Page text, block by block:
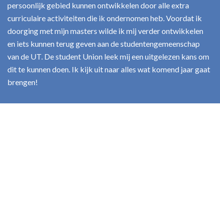
persoonlijk gebied kunnen ontwikkelen door alle extra
curriculaire activiteiten die ik ondernomen heb. Voordat ik
doorging met mijn masters wilde ik mij verder ontwikkelen
en iets kunnen terug geven aan de studentengemeenschap
van de UT. De student Union leek mij een uitgelezen kans om
dit te kunnen doen. Ik kijk uit naar alles wat komend jaar gaat
brengen!